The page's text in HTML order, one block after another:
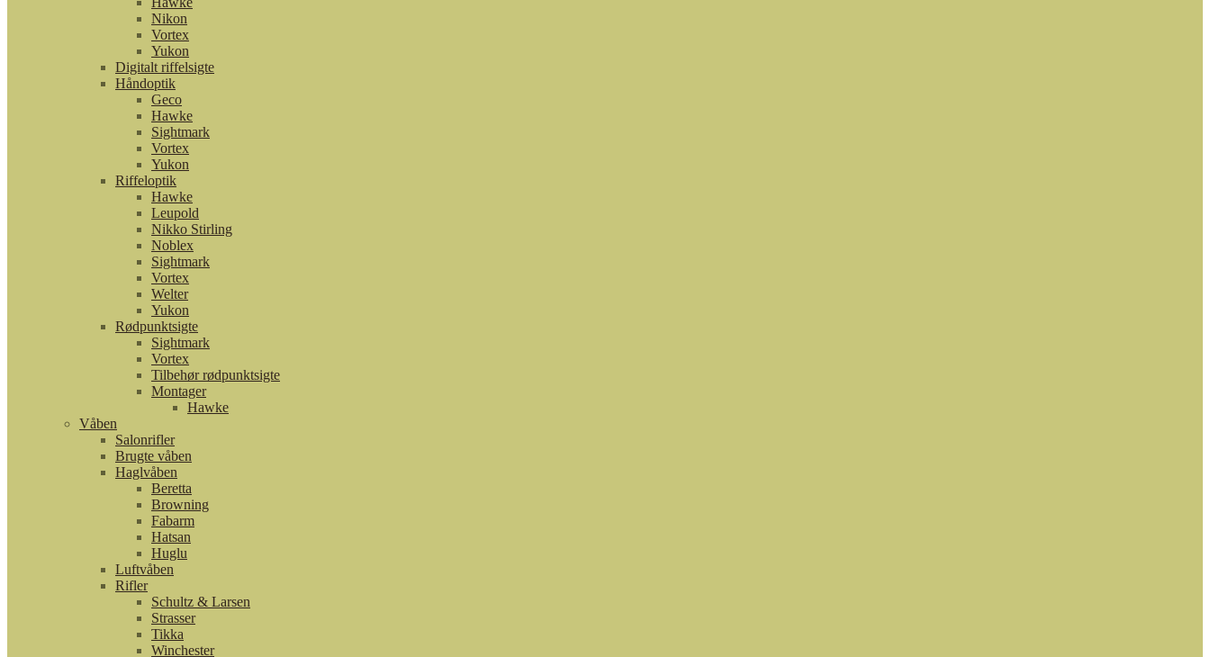
Nikon
Vortex
Yukon
Digitalt riffelsigte
Håndoptik
Geco
Hawke
Sightmark
Vortex
Yukon
Riffeloptik
Hawke
Leupold
Nikko Stirling
Noblex
Sightmark
Vortex
Welter
Yukon
Rødpunktsigte
Sightmark
Vortex
Tilbehør rødpunktsigte
Montager
Hawke
Våben
Salonrifler
Brugte våben
Haglvåben
Beretta
Browning
Fabarm
Hatsan
Huglu
Luftvåben
Rifler
Schultz & Larsen
Strasser
Tikka
Winchester